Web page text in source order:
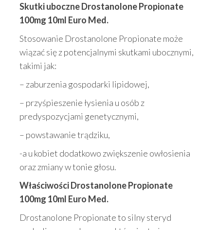
Skutki uboczneDrostanolone Propionate
100mg 10ml Euro Med.
Stosowanie Drostanolone Propionate może
wiązać się z potencjalnymi skutkami ubocznymi,
takimi jak:
– zaburzenia gospodarki lipidowej,
– przyśpieszenie łysienia u osób z
predyspozycjami genetycznymi,
– powstawanie trądziku,
-a u kobiet dodatkowo zwiększenie owłosienia
oraz zmiany w tonie głosu.
Właściwości Drostanolone Propionate
100mg 10ml Euro Med.
Drostanolone Propionate to silny steryd